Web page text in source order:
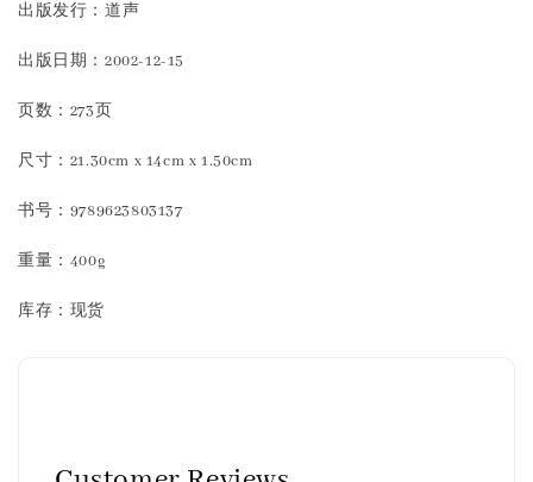
出版发行：道声
出版日期：2002-12-15
页数：273页
尺寸：21.30cm x 14cm x 1.50cm
书号：9789623803137
重量：400g
库存：现货